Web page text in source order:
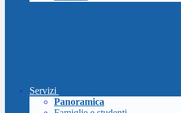
Servizi
Panoramica